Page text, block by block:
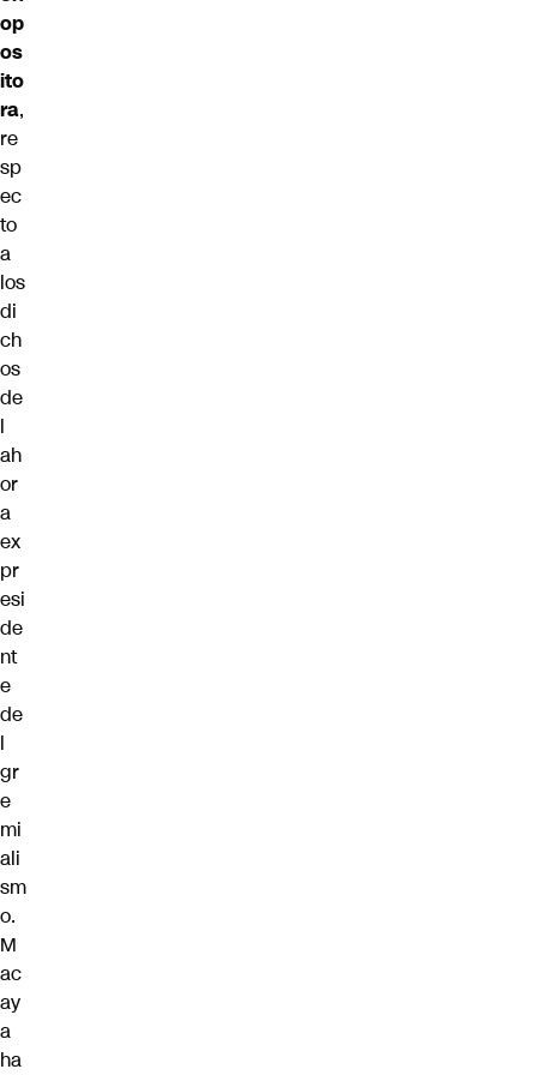
op
os
ito
ra,
re
sp
ec
to
a
los
di
ch
os
de
l
ah
or
a
ex
pr
esi
de
nt
e
de
l
gr
e
mi
ali
sm
o.
M
ac
ay
a
ha